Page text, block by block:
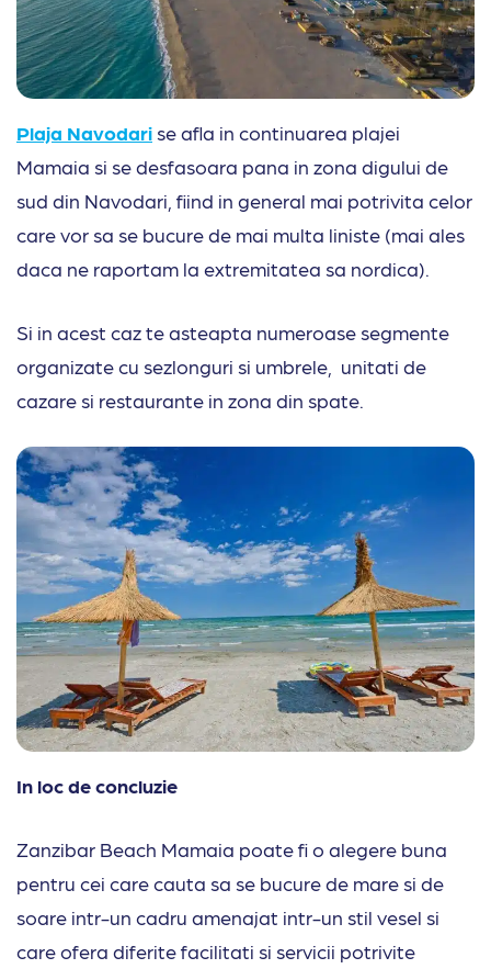
Plaja Navodari se afla in continuarea plajei
Mamaia si se desfasoara pana in zona digului de
sud din Navodari, fiind in general mai potrivita celor
care vor sa se bucure de mai multa liniste (mai ales
daca ne raportam la extremitatea sa nordica).
Si in acest caz te asteapta numeroase segmente
organizate cu sezlonguri si umbrele, unitati de
cazare si restaurante in zona din spate.
In loc de concluzie
Zanzibar Beach Mamaia poate fi o alegere buna
pentru cei care cauta sa se bucure de mare si de
soare intr-un cadru amenajat intr-un stil vesel si
care ofera diferite facilitati si servicii potrivite